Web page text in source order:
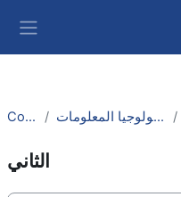
Skip to main content
Courses كلية الحاسبات وتكنولوجيا المعلومات
الثاني